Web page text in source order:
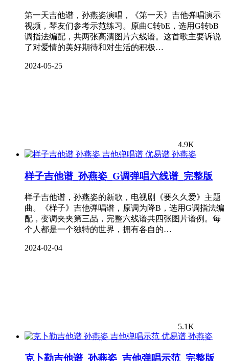
第一天吉他谱，孙燕姿演唱，《第一天》吉他弹唱演示
视频，琴友们参考示范练习。原曲C转bE，选用G转bB
调指法编配，共两张高清图片六线谱。这首歌主要诉说
了对爱情的美好期待和对生活的积极…
2024-05-25
4.9K
孙燕姿
样子吉他谱_孙燕姿_G调弹唱六线谱_完整版
样子吉他谱，孙燕姿的新歌，电视剧《要久久爱》主题
曲。《样子》吉他弹唱谱，原调为降B，选用G调指法编
配，变调夹夹第三品，完整六线谱共四张图片谱例。每
个人都是一个独特的世界，拥有各自的…
2024-02-04
5.1K
孙燕姿
克卜勒吉他谱_孙燕姿_吉他弹唱示范_完整版